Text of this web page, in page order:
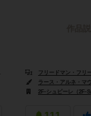
フリードマン・フリ
ラース・アルネ・マ
2F-シュピーレ（2F-